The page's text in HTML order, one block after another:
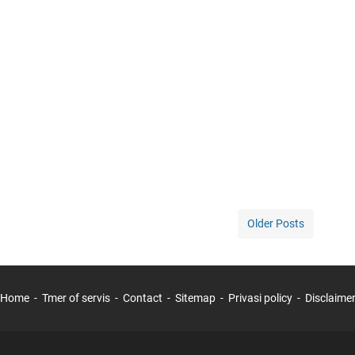
Older Posts
Home Tmer of servis Contact Sitemap Privasi policy Disclaimer